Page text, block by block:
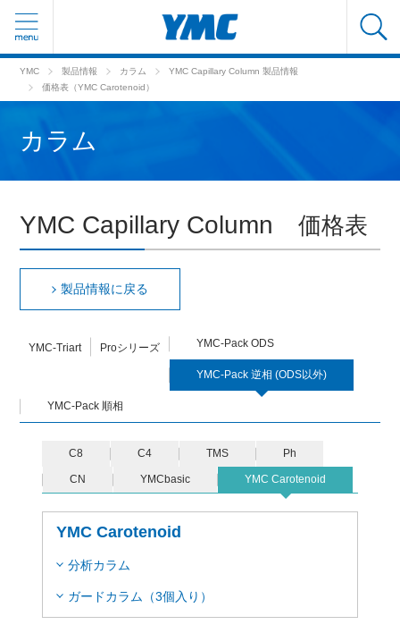
YMC 製品情報 カラム
YMC Capillary Column 製品情報
価格表（YMC Carotenoid）
カラム
YMC Capillary Column価格表
製品情報に戻る
YMC-Triart Proシリーズ YMC-Pack ODS
YMC-Pack 逆相 (ODS以外)
YMC-Pack 順相
C8 C4 TMS Ph
CN YMCbasic YMC Carotenoid
YMC Carotenoid
分析カラム
ガードカラム（3個入り）